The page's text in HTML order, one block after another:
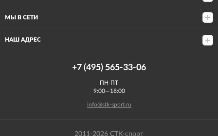
МЫ В СЕТИ
НАШ АДРЕС
+7 (495) 565-33-06
ПН-ПТ
9:00—18:00
info@stk-sport.ru
2011-2026 СТК-спорт